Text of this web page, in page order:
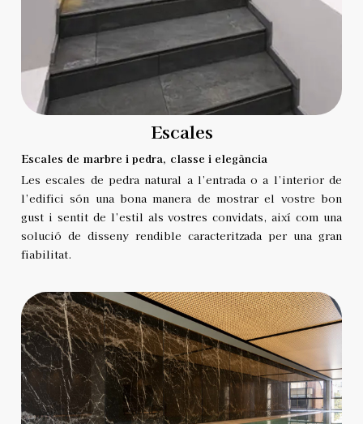
Escales
Escales de marbre i pedra, classe i elegància
Les escales de pedra natural a l’entrada o a l’interior de
l’edifici són una bona manera de mostrar el vostre bon
gust i sentit de l’estil als vostres convidats, així com una
solució de disseny rendible caracteritzada per una gran
fiabilitat.